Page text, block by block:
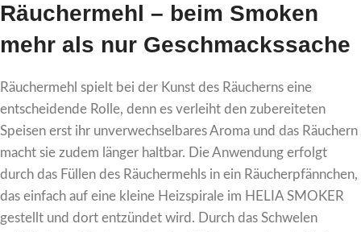
Räuchermehl – beim Smoken
mehr als nur Geschmackssache
Räuchermehl spielt bei der Kunst des Räucherns eine
entscheidende Rolle, denn es verleiht den zubereiteten
Speisen erst ihr unverwechselbares Aroma und das Räuchern
macht sie zudem länger haltbar. Die Anwendung erfolgt
durch das Füllen des Räuchermehls in ein Räucherpfännchen,
das einfach auf eine kleine Heizspirale im HELIA SMOKER
gestellt und dort entzündet wird. Durch das Schwelen